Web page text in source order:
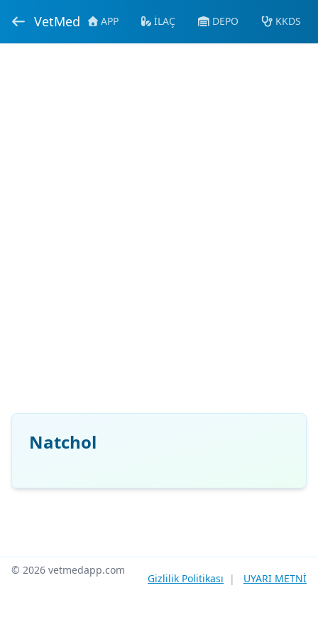
VetMed APP İLAÇ DEPO KKDS
Natchol
© 2026 vetmedapp.com
Gizlilik Politikası | UYARI METNİ